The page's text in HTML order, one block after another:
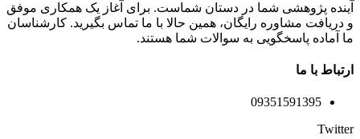
آینده پژوهشی شما در دستان شماست. برای آغاز یک همکاری موفق
و دریافت مشاوره رایگان، همین حالا با ما تماس بگیرید. کارشناسان
ما آماده پاسخگویی به سوالات شما هستند.
ارتباط با ما
09351591395
Twitter